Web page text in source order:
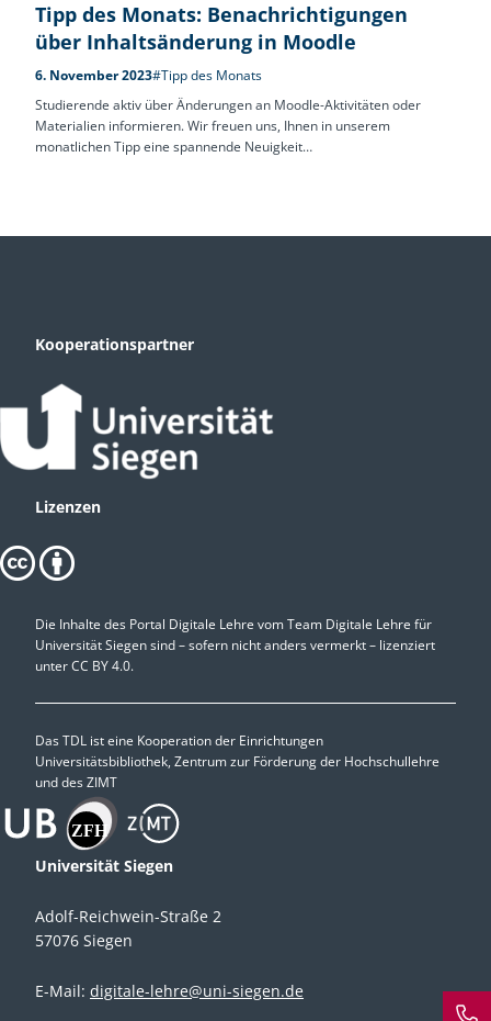
Tipp des Monats: Benachrichtigungen
über Inhaltsänderung in Moodle
6. November 2023#Tipp des Monats
Studierende aktiv über Änderungen an Moodle-Aktivitäten oder
Materialien informieren. Wir freuen uns, Ihnen in unserem
monatlichen Tipp eine spannende Neuigkeit…
Kooperationspartner
Lizenzen
Die Inhalte des Portal Digitale Lehre vom Team Digitale Lehre für
Universität Siegen sind – sofern nicht anders vermerkt – lizenziert
unterCC BY 4.0.
Das TDL ist eine Kooperation der Einrichtungen
Universitätsbibliothek, Zentrum zur Förderung der Hochschullehre
und des ZIMT
Universität Siegen
Adolf-Reichwein-Straße 2
57076 Siegen
E-Mail: digitale-lehre@uni-siegen.de